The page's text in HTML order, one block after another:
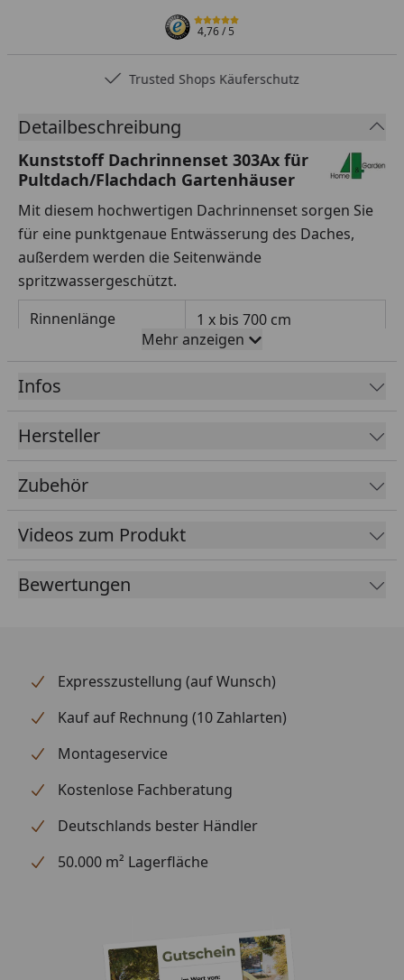
4,76/ 5
Trusted Shops Käuferschutz
Detailbeschreibung
Kunststoff Dachrinnenset 303Ax für
Pultdach/Flachdach Gartenhäuser
Mit diesem hochwertigen Dachrinnenset sorgen Sie
für eine punktgenaue Entwässerung des Daches,
außerdem werden die Seitenwände
spritzwassergeschützt.
Rinnenlänge
1 x bis 700 cm
Fallrohrdurchmesser
60 mm
Material
Farbe
Lieferumfang
Rinnenrohre
Montageanleitung
Optional erhältlich
(siehe Reiter
"Zubehör")
Regensammler mit
Überlaufstopp jeweils für
Wasserspeier
Hinweis: Die Dachrinnen können auch ohne
Schrauben für die Befestigung der Rinnenhalter sind
nicht im Lieferumfang enthalten.
Mehr anzeigen
Infos
Hersteller
Zubehör
Videos zum Produkt
Bewertungen
Expresszustellung (auf Wunsch)
Kauf auf Rechnung (10 Zahlarten)
Montageservice
Kostenlose Fachberatung
Deutschlands bester Händler
50.000 m² Lagerfläche